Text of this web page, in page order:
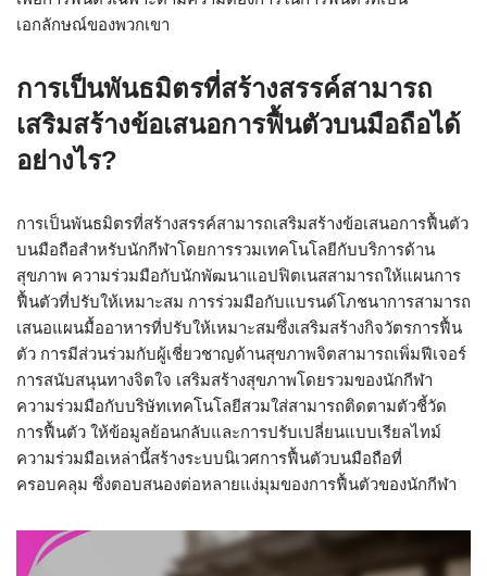
เอกลักษณ์ของพวกเขา
การเป็นพันธมิตรที่สร้างสรรค์สามารถ
เสริมสร้างข้อเสนอการฟื้นตัวบนมือถือได้
อย่างไร?
การเป็นพันธมิตรที่สร้างสรรค์สามารถเสริมสร้างข้อเสนอการฟื้นตัว
บนมือถือสำหรับนักกีฬาโดยการรวมเทคโนโลยีกับบริการด้าน
สุขภาพ ความร่วมมือกับนักพัฒนาแอปฟิตเนสสามารถให้แผนการ
ฟื้นตัวที่ปรับให้เหมาะสม การร่วมมือกับแบรนด์โภชนาการสามารถ
เสนอแผนมื้ออาหารที่ปรับให้เหมาะสมซึ่งเสริมสร้างกิจวัตรการฟื้น
ตัว การมีส่วนร่วมกับผู้เชี่ยวชาญด้านสุขภาพจิตสามารถเพิ่มฟีเจอร์
การสนับสนุนทางจิตใจ เสริมสร้างสุขภาพโดยรวมของนักกีฬา
ความร่วมมือกับบริษัทเทคโนโลยีสวมใส่สามารถติดตามตัวชี้วัด
การฟื้นตัว ให้ข้อมูลย้อนกลับและการปรับเปลี่ยนแบบเรียลไทม์
ความร่วมมือเหล่านี้สร้างระบบนิเวศการฟื้นตัวบนมือถือที่
ครอบคลุม ซึ่งตอบสนองต่อหลายแง่มุมของการฟื้นตัวของนักกีฬา